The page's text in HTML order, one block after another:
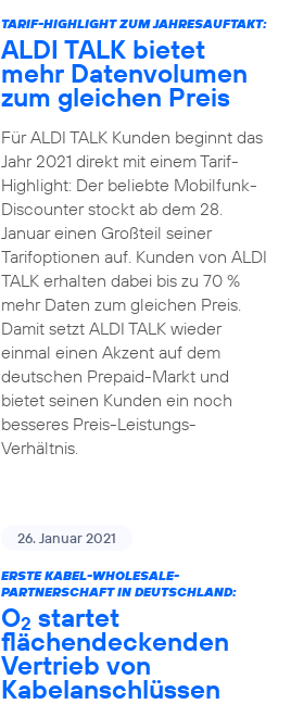
TARIF-HIGHLIGHT ZUM JAHRESAUFTAKT:
ALDI TALK bietet
mehr Datenvolumen
zum gleichen Preis
Für ALDI TALK Kunden beginnt das
Jahr 2021 direkt mit einem Tarif-
Highlight: Der beliebte Mobilfunk-
Discounter stockt ab dem 28.
Januar einen Großteil seiner
Tarifoptionen auf. Kunden von ALDI
TALK erhalten dabei bis zu 70 %
mehr Daten zum gleichen Preis.
Damit setzt ALDI TALK wieder
einmal einen Akzent auf dem
deutschen Prepaid-Markt und
bietet seinen Kunden ein noch
besseres Preis-Leistungs-
Verhältnis.
26. Januar 2021
ERSTE KABEL-WHOLESALE-
PARTNERSCHAFT IN DEUTSCHLAND:
O2 startet
flächendeckenden
Vertrieb von
Kabelanschlüssen